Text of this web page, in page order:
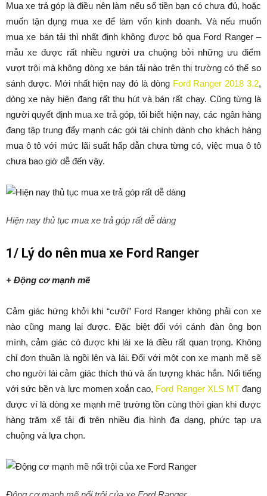
Mua xe trả góp là điều nên làm nếu số tiền bạn có chưa đủ, hoặc
muốn tận dụng mua xe để làm vốn kinh doanh. Và nếu muốn
mua xe bán tải thì nhất định không được bỏ qua Ford Ranger –
mẫu xe được rất nhiều người ưa chuộng bởi những ưu điểm
vượt trội mà không dòng xe bán tải nào trên thị trường có thể so
sánh được. Mới nhất hiện nay đó là dòng Ford Ranger 2018 3.2,
dòng xe này hiện đang rất thu hút và bán rất chạy. Cũng từng là
người quyết định mua xe trả góp, tôi biết hiện nay, các ngân hàng
đang tập trung đẩy mạnh các gói tài chính dành cho khách hàng
mua ô tô với mức lãi suất hấp dẫn chưa từng có, việc mua ô tô
chưa bao giờ dễ đến vậy.
Hiện nay thủ tục mua xe trả góp rất dễ dàng
1/ Lý do nên mua xe Ford Ranger
+ Động cơ mạnh mẽ
Cảm giác hứng khởi khi “cưỡi” Ford Ranger không phải con xe
nào cũng mang lại được. Đặc biệt đối với cánh đàn ông bọn
mình, cảm giác có được khi lái xe là điều rất quan trọng. Không
chỉ đơn thuần là ngồi lên và lái. Đối với một con xe mạnh mẽ sẽ
cho người lái cảm giác thích thú và ấn tượng khác hẳn. Nổi tiếng
với sức bền và lực momen xoắn cao, Ford Ranger XLS MTđang
được ví là dòng xe mạnh mẽ trường tồn cùng thời gian khi được
hàng trăm xế tải đi trên nhiều địa hình đa dạng, phức tạp ưa
chuộng và lựa chọn.